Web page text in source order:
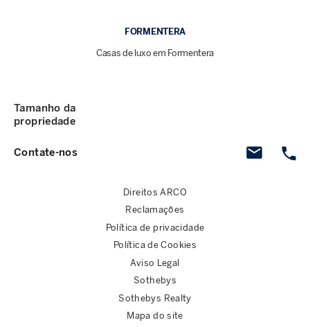
FORMENTERA
Casas de luxo em Formentera
Contate-nos
Tamanho da
propriedade
Direitos ARCO
Reclamações
Política de privacidade
Política de Cookies
Aviso Legal
Sothebys
Sothebys Realty
Mapa do site